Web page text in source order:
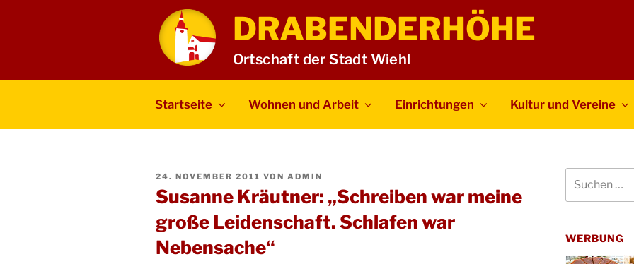
DRABENDERHÖHE
Ortschaft der Stadt Wiehl
Startseite Wohnen und Arbeit Einrichtungen Kultur und Vereine
VERÖFFENTLICHT
24. NOVEMBER 2011 VON ADMIN
Susanne Kräutner: „Schreiben war meine
große Leidenschaft. Schlafen war
Nebensache“
nach:
WERBUNG